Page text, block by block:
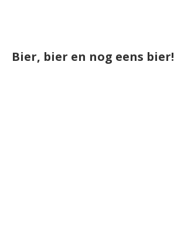
Bier, bier en nog eens bier!